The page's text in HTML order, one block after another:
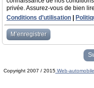
privée. Assurez-vous de bien
Conditions d’utilisation
M’enregistrer
Copyright 2007 / 2015Web-